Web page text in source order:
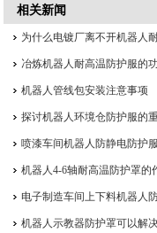
相关新闻
为什么电镀厂离不开机器人
冶炼机器人耐高温防护服的
机器人管线包安装注意事项
探讨机器人环境仓防护服的
喷漆车间机器人防静电防护
机器人4-6轴耐高温防护罩的
电子制造车间上下料机器人
机器人示教器防护罩可以解